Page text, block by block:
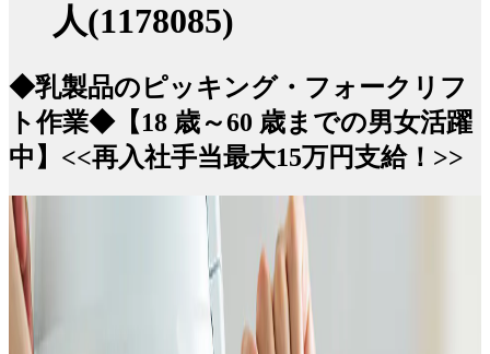
人(1178085)
◆乳製品のピッキング・フォークリフ
ト作業◆【18 歳～60 歳までの男女活躍
中】<<再入社手当最大15万円支給！>>